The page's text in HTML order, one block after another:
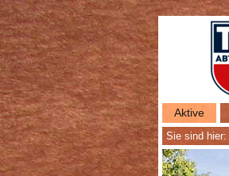
Aktive
Sie sind hier: